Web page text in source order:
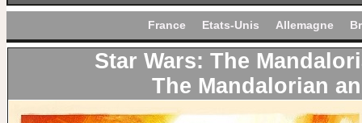
France Etats-Unis Allemagne
Star Wars: The
The Mandalorian